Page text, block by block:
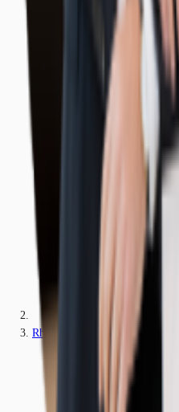
Rheinland-Pfalz